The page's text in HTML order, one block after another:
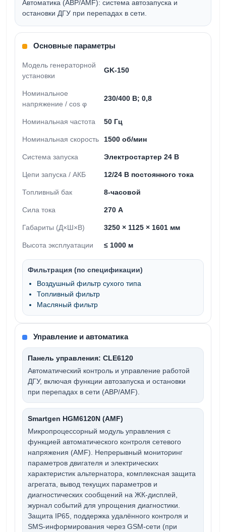
Автоматика (АВР/AMF): система автозапуска и
остановки ДГУ при перепадах в сети.
Основные параметры
Модель генераторной
установки
GK-150
Номинальное
напряжение / cos φ
230/400 В; 0,8
Номинальная частота 50 Гц
Номинальная скорость 1500 об/мин
Система запуска Электростартер 24 В
Цепи запуска / АКБ 12/24 В постоянного тока
Топливный бак 8-часовой
Сила тока 270 А
Габариты (Д×Ш×В) 3250 × 1125 × 1601 мм
Высота эксплуатации ≤ 1000 м
Фильтрация (по спецификации)
Воздушный фильтр сухого типа
Топливный фильтр
Масляный фильтр
Управление и автоматика
Панель управления: CLE6120
Автоматический контроль и управление работой
ДГУ, включая функции автозапуска и остановки
при перепадах в сети (АВР/AMF).
Smartgen HGM6120N (AMF)
Микропроцессорный модуль управления с
функцией автоматического контроля сетевого
напряжения (AMF). Непрерывный мониторинг
параметров двигателя и электрических
характеристик альтернатора, комплексная защита
агрегата, вывод текущих параметров и
диагностических сообщений на ЖК-дисплей,
журнал событий для упрощения диагностики.
Защита IP65 , поддержка удалённого контроля и
SMS-информирования через GSM-сети (при